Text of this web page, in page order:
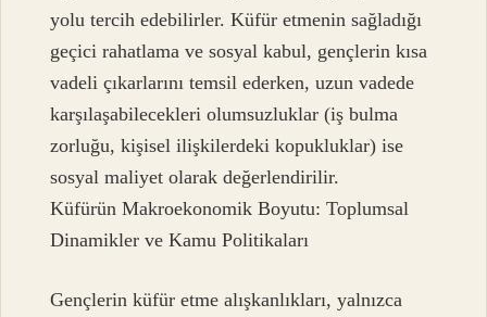
yolu tercih edebilirler. Küfür etmenin sağladığı
geçici rahatlama ve sosyal kabul, gençlerin kısa
vadeli çıkarlarını temsil ederken, uzun vadede
karşılaşabilecekleri olumsuzluklar (iş bulma
zorluğu, kişisel ilişkilerdeki kopukluklar) ise
sosyal maliyet olarak değerlendirilir.
Küfürün Makroekonomik Boyutu: Toplumsal
Dinamikler ve Kamu Politikaları
Gençlerin küfür etme alışkanlıkları, yalnızca